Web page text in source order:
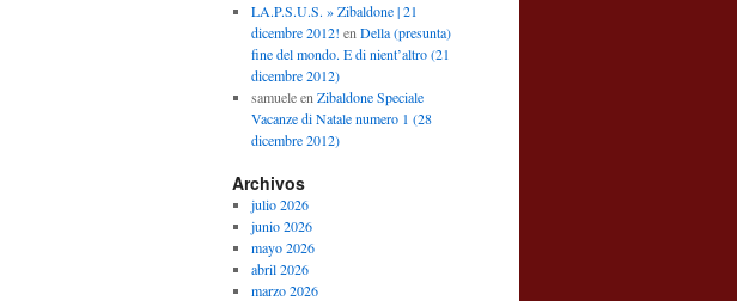
LA.P.S.U.S. » Zibaldone | 21
dicembre 2012! en Della (presunta)
fine del mondo. E di nient’altro (21
dicembre 2012)
samueleen Zibaldone Speciale
Vacanze di Natale numero 1 (28
dicembre 2012)
Archivos
julio 2026
junio 2026
mayo 2026
abril 2026
marzo 2026